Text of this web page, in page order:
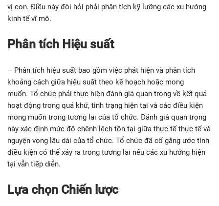
vị con. Điều này đòi hỏi phải phân tích kỹ lưỡng các xu hướng
kinh tế vĩ mô.
Phân tích Hiệu suất
– Phân tích hiệu suất bao gồm việc phát hiện và phân tích
khoảng cách giữa hiệu suất theo kế hoạch hoặc mong
muốn. Tổ chức phải thực hiện đánh giá quan trọng về kết quả
hoạt động trong quá khứ, tình trạng hiện tại và các điều kiện
mong muốn trong tương lai của tổ chức. Đánh giá quan trọng
này xác định mức độ chênh lệch tồn tại giữa thực tế thực tế và
nguyện vọng lâu dài của tổ chức. Tổ chức đã cố gắng ước tính
điều kiện có thể xảy ra trong tương lai nếu các xu hướng hiện
tại vẫn tiếp diễn.
Lựa chọn Chiến lược